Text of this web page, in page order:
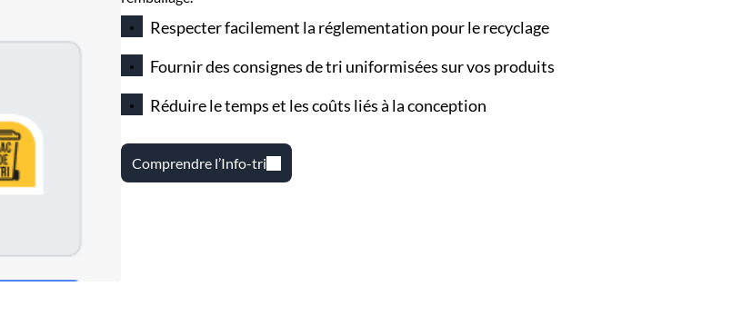
Respecter facilement la réglementation pour le recyclage
Fournir des consignes de tri uniformisées sur vos produits
Réduire le temps et les coûts liés à la conception
Comprendre l’Info-tri